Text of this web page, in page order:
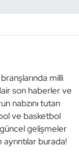
milli
son haberler ve
nabzını tutan
ve basketbol
gelişmeler
burada!